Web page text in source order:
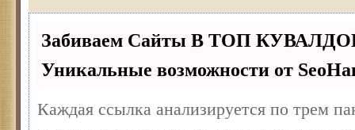
Забиваем Сайты В ТОП
Уникальные возможности от
Каждая ссылка анализируется по трем